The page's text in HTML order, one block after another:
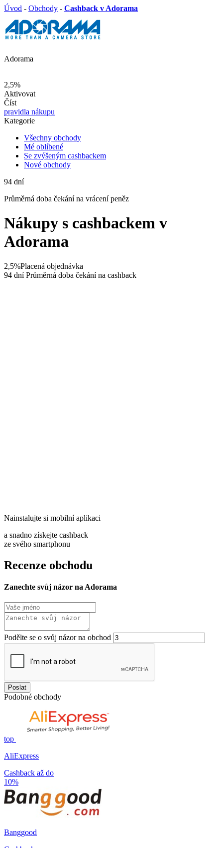
Úvod - Obchody - Cashback v Adorama
Adorama
2,5%
Aktivovat
Číst
pravidla nákupu
Kategorie
Všechny obchody
Mé oblíbené
Se zvýšeným cashbackem
Nové obchody
94 dní
Průměrná doba čekání na vrácení peněz
Nákupy s cashbackem v
Adorama
2,5%Placená objednávka
94 dní Průměrná doba čekání na cashback
Nainstalujte si mobilní aplikaci
a snadno získejte cashback
ze svého smartphonu
Recenze obchodu
Zanechte svůj názor na Adorama
Podělte se o svůj názor na obchod
Poslat
Podobné obchody
top
AliExpress
Cashback až do
10%
Banggood